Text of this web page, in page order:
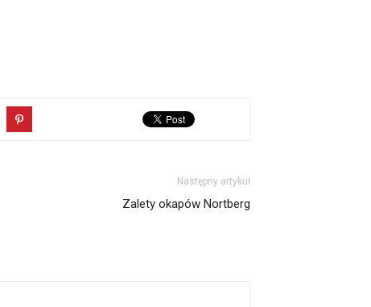
Następny artykuł
Zalety okapów Nortberg